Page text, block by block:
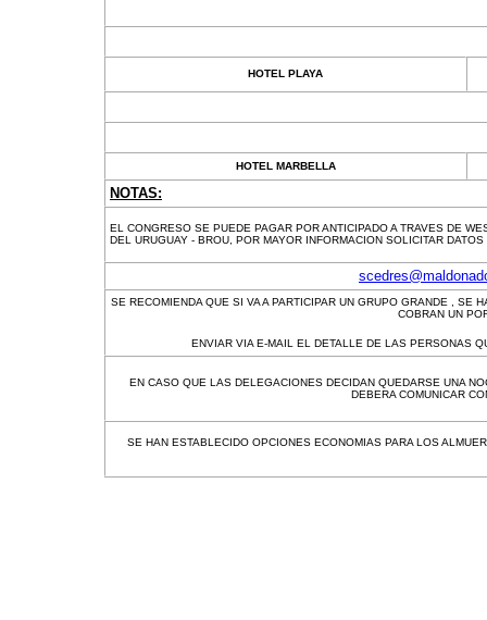
HOTEL PLAYA
HOTEL MARBELLA
NOTAS:
EL CONGRESO SE PUEDE PAGAR POR ANTICIPADO A TRAVES DE
DEL URUGUAY - BROU, POR MAYOR INFORMACION SOLICITAR
SE RECOMIENDA QUE SI VA A PARTICIPAR UN GRUPO GRANDE , SE
COBRAN UN
ENVIAR VIA E-MAIL EL DETALLE DE LAS PERSONAS
EN CASO QUE LAS DELEGACIONES DECIDAN QUEDARSE UNA
DEBERA COMUNICAR
SE HAN ESTABLECIDO OPCIONES ECONOMIAS PARA LOS